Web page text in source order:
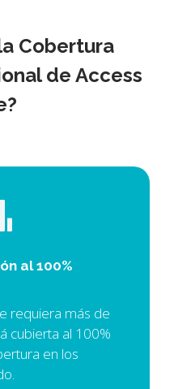
Cobertura
de Access
al 100%
requiera más de
cubierta al 100%
en los